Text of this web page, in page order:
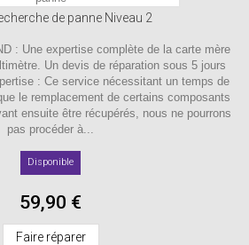
de panne Niveau 2
: Une expertise complète de la carte mère
Un devis de réparation sous 5 jours
: Ce service nécessitant un temps de
le remplacement de certains composants
ensuite être récupérés, nous ne pourrons
pas procéder à...
Disponible
59,90 €
Faire réparer